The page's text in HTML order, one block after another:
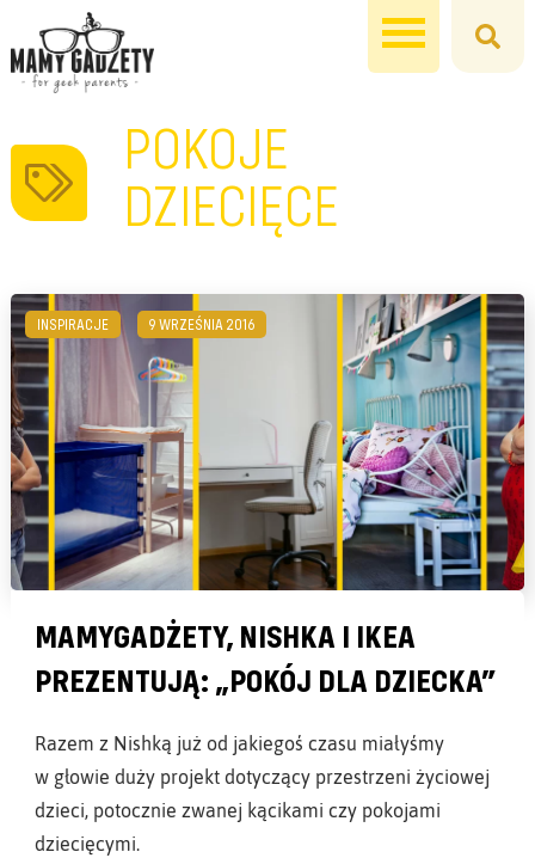
POKOJE
DZIECIĘCE
INSPIRACJE 9 WRZEŚNIA 2016
MAMYGADŻETY, NISHKA I IKEA
PREZENTUJĄ: „POKÓJ DLA DZIECKA”
Razem z Nishką już od jakiegoś czasu miałyśmy
w głowie duży projekt dotyczący przestrzeni życiowej
dzieci, potocznie zwanej kącikami czy pokojami
dziecięcymi.